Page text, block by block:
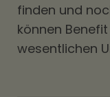
finden und
können
wesentlichen